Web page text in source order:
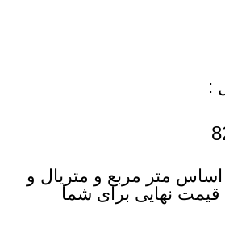
:
متر مربع و متریال و
نهایی برای شما